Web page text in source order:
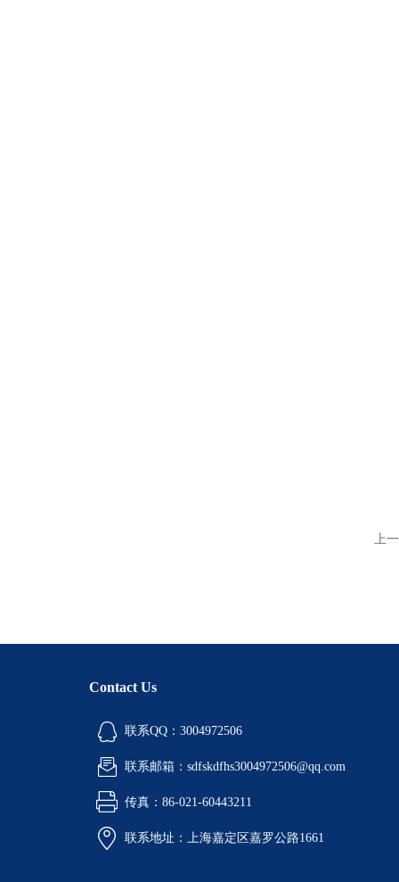
上
Contact Us
联系QQ：3004972506
联系邮箱：sdfskdfhs3004972506@qq.com
传真：86-021-60443211
联系地址：上海嘉定区嘉罗公路1661